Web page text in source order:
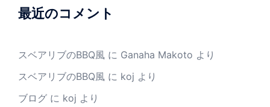
最近のコメント
スベアリブのBBQ風 に Ganaha Makoto より
スベアリブのBBQ風 に koj より
ブログ に koj より